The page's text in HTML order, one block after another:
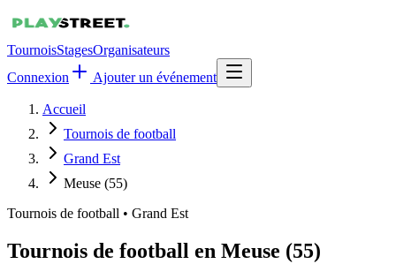
TournoisStagesOrganisateurs
Connexion
Ajouter un événement
Accueil
Tournois de football
Grand Est
Meuse (55)
Tournois de football • Grand Est
Tournois de football en Meuse (55)